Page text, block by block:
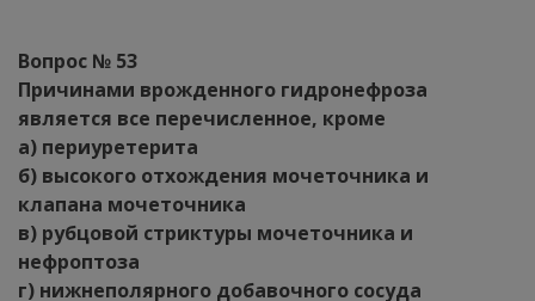
Вопрос № 53
Причинами врожденного гидронефроза
является все перечисленное, кроме
а) периуретерита
б) высокого отхождения мочеточника и
клапана мочеточника
в) рубцовой стриктуры мочеточника и
нефроптоза
г) нижнеполярного добавочного сосуда